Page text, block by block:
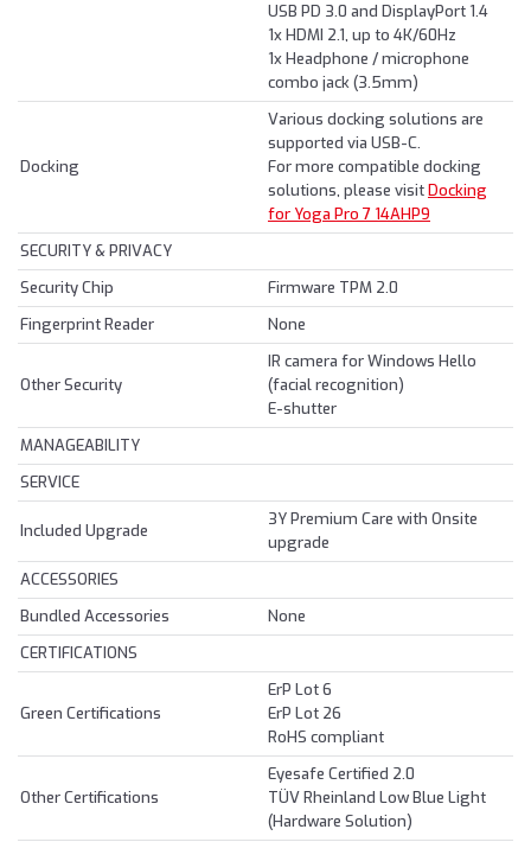
USB PD 3.0 and DisplayPort 1.4
1x HDMI 2.1, up to 4K/60Hz
1x Headphone / microphone
combo jack (3.5mm)
Docking
Various docking solutions are
supported via USB-C.
For more compatible docking
solutions, please visitDocking
for Yoga Pro 7 14AHP9
SECURITY & PRIVACY
Security Chip
Firmware TPM 2.0
Fingerprint Reader
None
Other Security
IR camera for Windows Hello
(facial recognition)
E-shutter
MANAGEABILITY
SERVICE
Included Upgrade
3Y Premium Care with Onsite
upgrade
ACCESSORIES
Bundled Accessories
None
CERTIFICATIONS
Green Certifications
ErP Lot 6
ErP Lot 26
RoHS compliant
Other Certifications
Eyesafe Certified 2.0
TÜV Rheinland Low Blue Light
(Hardware Solution)